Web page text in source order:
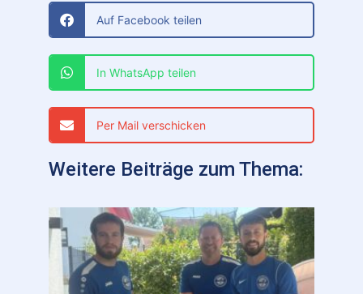
Auf Facebook teilen
In WhatsApp teilen
Per Mail verschicken
Weitere Beiträge zum Thema: